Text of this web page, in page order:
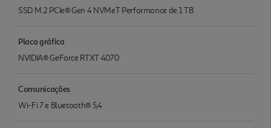
SSD M.2 PCIe® Gen 4 NVMeT Performance de 1 TB
Placa gráfica
NVIDIA® GeForce RTXT 4070
Comunicações
Wi-Fi 7 e Bluetooth® 5,4